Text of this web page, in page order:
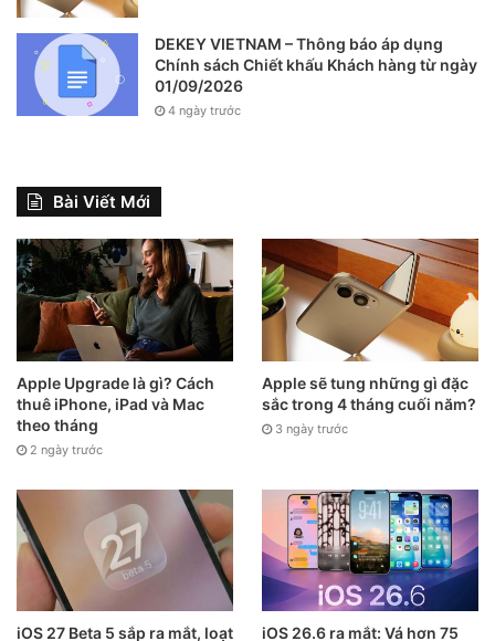
DEKEY VIETNAM – Thông báo áp dụng
Chính sách Chiết khấu Khách hàng từ ngày
01/09/2026
4 ngày trước
Bài Viết Mới
Apple Upgrade là gì? Cách
thuê iPhone, iPad và Mac
theo tháng
2 ngày trước
Apple sẽ tung những gì đặc
sắc trong 4 tháng cuối năm?
3 ngày trước
iOS 27 Beta 5 sắp ra mắt, loạt iOS 26.6 ra mắt: Vá hơn 75